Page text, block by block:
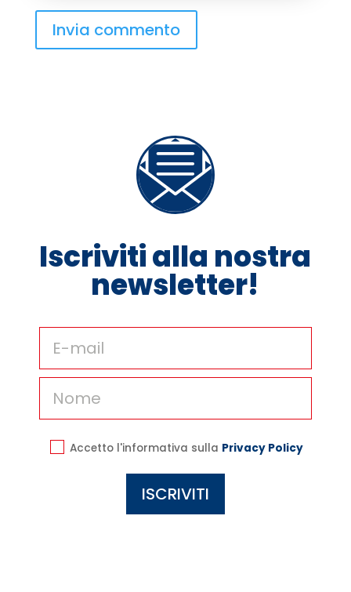
Invia commento
Iscriviti alla nostra
newsletter!
Accetto l'informativa sulla Privacy Policy